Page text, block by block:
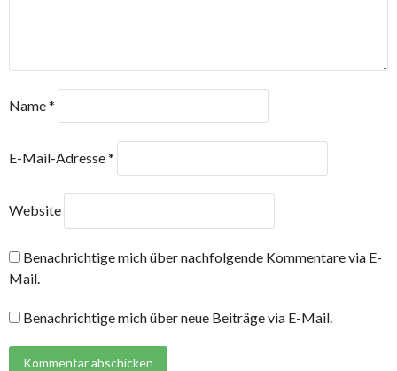
Name*
E-Mail-Adresse*
Website
Benachrichtige mich über nachfolgende Kommentare via E-
Mail.
Benachrichtige mich über neue Beiträge via E-Mail.